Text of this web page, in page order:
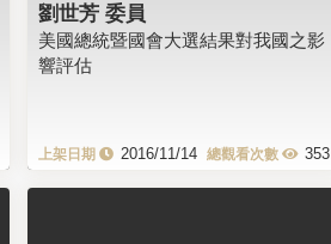
劉世芳 委員
美國總統暨國會大選結果對我國之影
響評估
2016/11/14 353